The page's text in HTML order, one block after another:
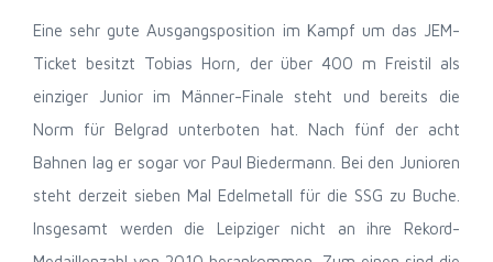
Eine sehr gute Ausgangsposition im Kampf um das JEM-
Ticket besitzt Tobias Horn, der über 400 m Freistil als
einziger Junior im Männer-Finale steht und bereits die
Norm für Belgrad unterboten hat. Nach fünf der acht
Bahnen lag er sogar vor Paul Biedermann. Bei den Junioren
steht derzeit sieben Mal Edelmetall für die SSG zu Buche.
Insgesamt werden die Leipziger nicht an ihre Rekord-